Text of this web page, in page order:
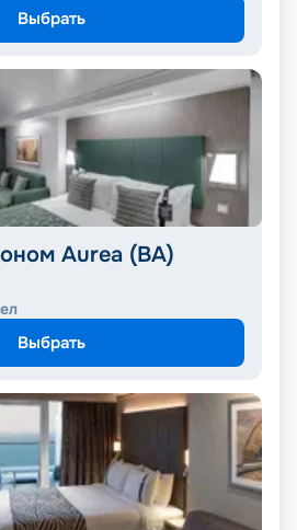
Выбрать
Aurea (BA)
Выбрать